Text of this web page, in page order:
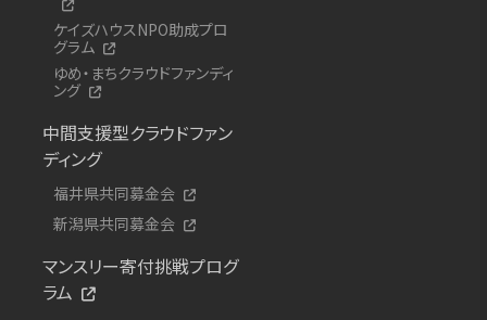
ケイズハウスNPO助成プロ
グラム
ゆめ・まちクラウドファンディ
ング
中間支援型クラウドファン
ディング
福井県共同募金会
新潟県共同募金会
マンスリー寄付挑戦プログ
ラム